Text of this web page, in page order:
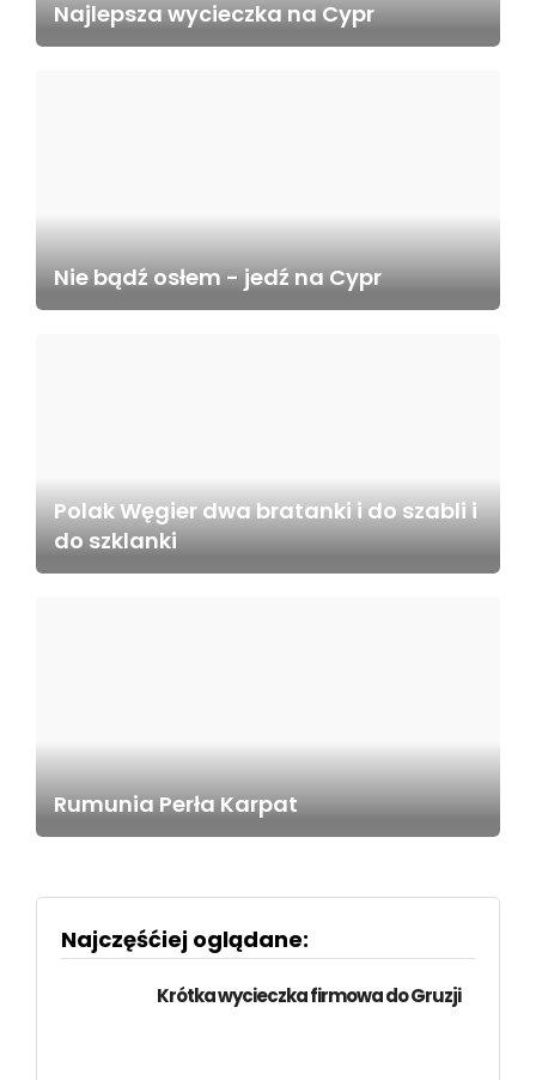
Najlepsza wycieczka na Cypr
Nie bądź osłem - jedź na Cypr
Polak Węgier dwa bratanki i do szabli i
do szklanki
Rumunia Perła Karpat
Najczęśćiej oglądane:
Krótka wycieczka firmowa do Gruzji